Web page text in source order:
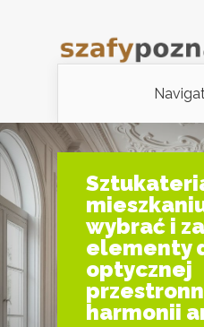
wybrać i
elementy
optycznej
harmonii